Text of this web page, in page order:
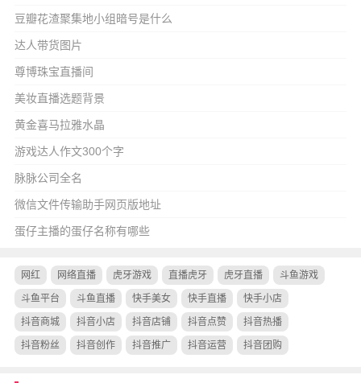
豆瓣花渣聚集地小组暗号是什么
达人带货图片
尊博珠宝直播间
美妆直播选题背景
黄金喜马拉雅水晶
游戏达人作文300个字
脉脉公司全名
微信文件传输助手网页版地址
蛋仔主播的蛋仔名称有哪些
网红 网络直播 虎牙游戏 直播虎牙 虎牙直播 斗鱼游戏
斗鱼平台 斗鱼直播 快手美女 快手直播 快手小店
抖音商城 抖音小店 抖音店铺 抖音点赞 抖音热播
抖音粉丝 抖音创作 抖音推广 抖音运营 抖音团购